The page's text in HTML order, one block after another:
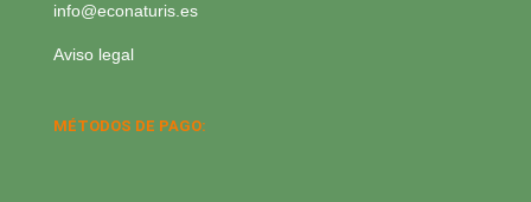
info@econaturis.es
Aviso legal
MÉTODOS DE PAGO: